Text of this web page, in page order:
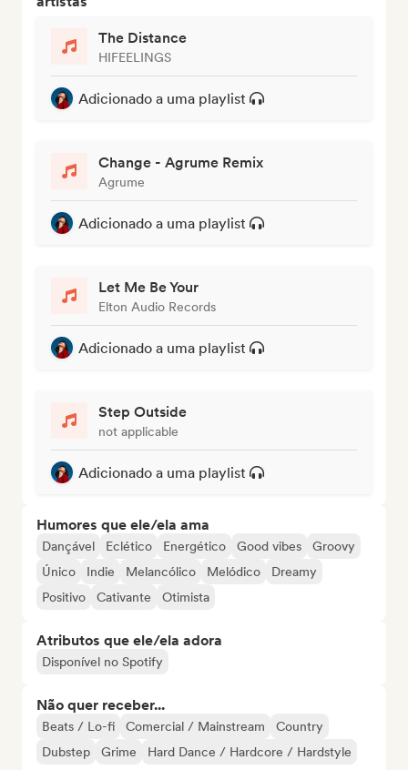
The Distance
HIFEELINGS
Adicionado a uma playlist
Change - Agrume Remix
Agrume
Adicionado a uma playlist
Let Me Be Your
Elton Audio Records
Adicionado a uma playlist
Step Outside
not applicable
Adicionado a uma playlist
Humores que ele/ela ama
Dançável Eclético Energético Good vibes
Groovy
Único
Indie Melancólico Melódico
Dreamy
Positivo
Cativante Otimista
Atributos que ele/ela adora
Disponível no Spotify
Não quer receber...
Beats / Lo-fi Comercial / Mainstream
Country
Dubstep
Grime Hard Dance / Hardcore / Hardstyle